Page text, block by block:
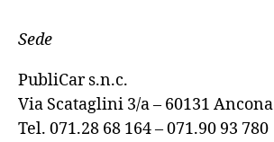
Sede
PubliCar s.n.c.
Via Scataglini 3/a – 60131 Ancona
Tel. 071.28 68 164 – 071.90 93 780